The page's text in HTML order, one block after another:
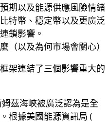
期以及能源供應風險情緒
比特幣 、 穩定幣以及更廣泛
鎖影響。
（以及為何市場會關心）
架連結了三個影響重大的
姆茲海峽被廣泛認為是全
根據美國能源資訊局 (